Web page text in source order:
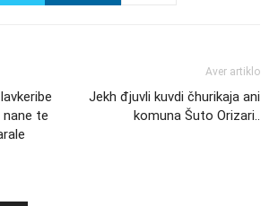
nane te
Aver artiklo
Jekh đjuvli kuvdi čhurikaja ani
komuna Šuto Orizari..